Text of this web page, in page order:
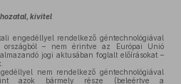
kivitel
engedéllyel rendelkező géntechnológiával
országból – nem érintve az Európai Unió
jogi aktusában foglalt előírásokat –
nem rendelkező géntechnológiával
azok bármely része (beleértve a